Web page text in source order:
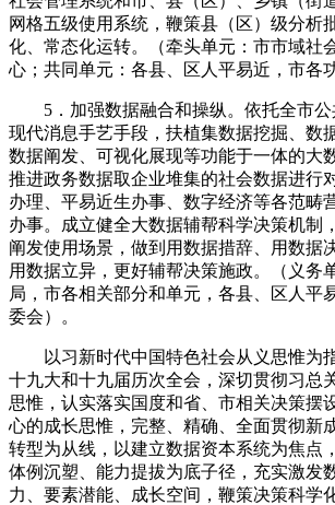
网格五级使用系统，鞭策县（区）级分析
化、常态化运转。（牵头单元：市市域社
心；共同单元：各县、区人平易近，市各
5．加强数据融合和操纵。依托全市公
现代消息手艺手段，扶植集数据挖掘、数
数据阐发、可视化展现等功能于一体的大
推进政务数据取企业堆集的社会数据进行
办理、平易近生办事、数字经济等各范畴
办事。成立健全大数据辅帮科学决策机制
阐发使用场景，做到用数据措辞、用数据
用数据立异，更好辅帮决策施政。（义务
局，市各相关部分和单元，各县、区人平
委会）。
以习新时代中国特色社会从义思惟为
十九大和十九届历次全会，深切贯彻习总
思惟，认实落实国度和省、市相关决策摆
心的成长思惟，完整、精确、全面贯彻新
转型为从线，以建立数据资本系统为焦点
体例沉塑、能力提拔为底子径，充实激发
力、要素潜能、成长空间，鞭策决策科学